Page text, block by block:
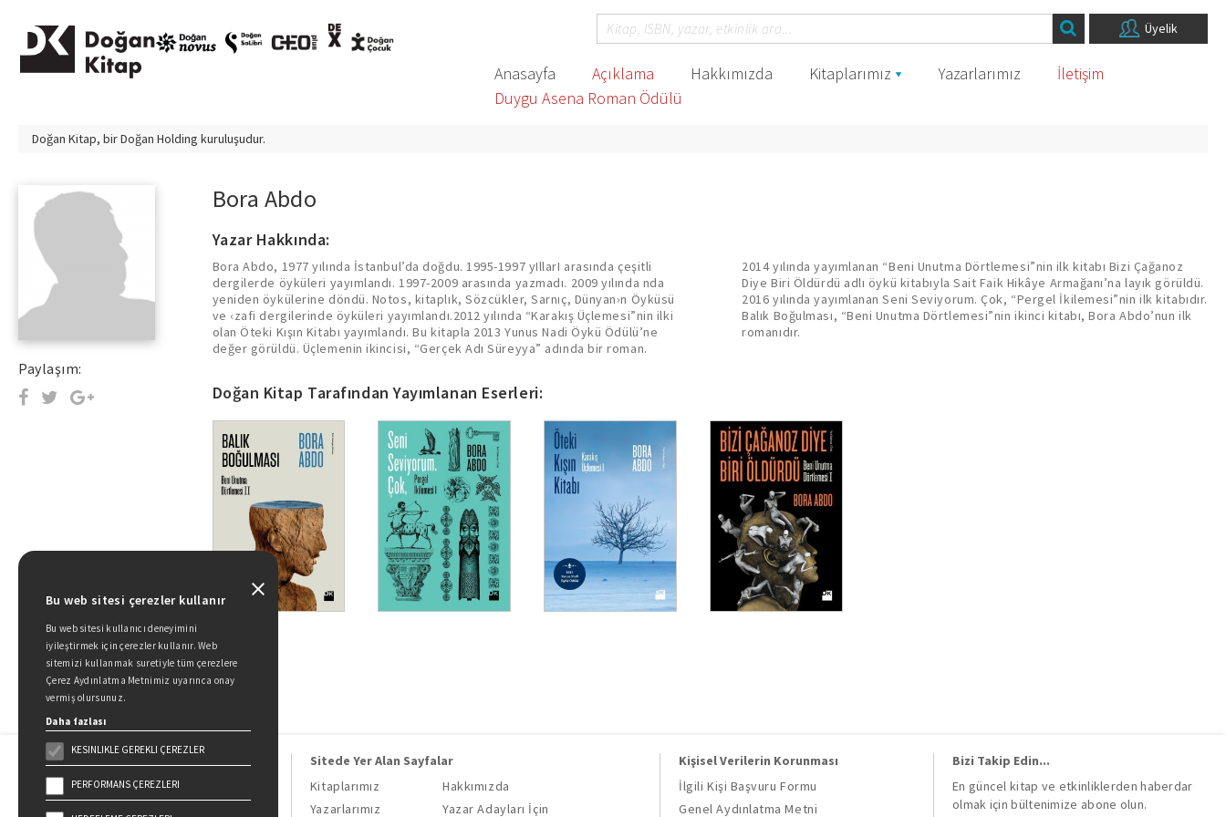
Üyelik
Anasayfa Açıklama Hakkımızda Kitaplarımız Yazarlarımız
İletişim
Duygu Asena Roman Ödülü
Doğan Kitap, birDoğan Holding kuruluşudur.
Paylaşım:
Bora Abdo
Yazar Hakkında:
Bora Abdo, 1977 yılında İstanbul’da doğdu. 1995-1997 yIllarI arasında çeşitli
dergilerde öyküleri yayımlandı. 1997-2009 arasında yazmadı. 2009 yılında nda
yeniden öykülerine döndü. Notos, kitaplık, Sözcükler, Sarnıç, Dünyan›n Öyküsü
ve ‹zafi dergilerinde öyküleri yayımlandı.2012 yılında “Karakış Üçlemesi”nin ilki
olan Öteki Kışın Kitabı yayımlandı. Bu kitapla 2013 Yunus Nadi Öykü Ödülü’ne
değer görüldü. Üçlemenin ikincisi, “Gerçek Adı Süreyya” adında bir roman.
2014 yılında yayımlanan “Beni Unutma Dörtlemesi”nin ilk kitabı Bizi Çağanoz
Diye Biri Öldürdü adlı öykü kitabıyla Sait Faik Hikâye Armağanı’na layık görüldü.
2016 yılında yayımlanan Seni Seviyorum. Çok, “Pergel İkilemesi”nin ilk kitabıdır.
Balık Boğulması, “Beni Unutma Dörtlemesi”nin ikinci kitabı, Bora Abdo’nun ilk
romanıdır.
Doğan Kitap Tarafından Yayımlanan Eserleri:
Sitede Yer Alan Sayfalar
Kitaplarımız
Hakkımızda
Yazarlarımız
Yazar Adayları İçin
Kişisel Verilerin Korunması
İlgili Kişi Başvuru Formu
Genel Aydınlatma Metni
Bizi Takip Edin...
En güncel kitap ve etkinliklerden haberdar
olmak için bültenimize abone olun.
Bu web sitesi çerezler kullanır
Bu web sitesi kullanıcı deneyimini
iyileştirmek için çerezler kullanır. Web
sitemizi kullanmak suretiyle tüm çerezlere
Çerez Aydınlatma Metnimiz uyarınca onay
vermiş olursunuz.
Daha fazlası
KESINLIKLE GEREKLI ÇEREZLER
PERFORMANS ÇEREZLERI